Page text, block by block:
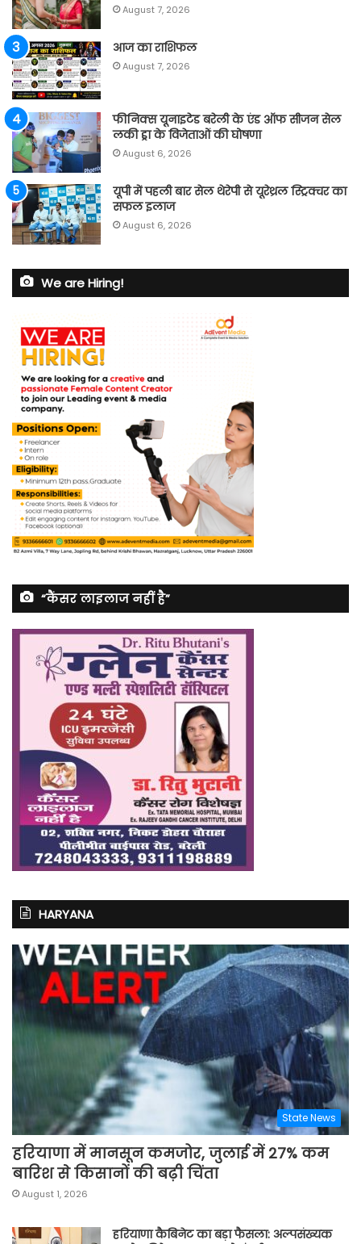
August 7, 2026
आज का राशिफल
August 7, 2026
फीनिक्स यूनाइटेड बरेली के एंड ऑफ सीजन सेल
लकी ड्रा के विजेताओं की घोषणा
August 6, 2026
यूपी में पहली बार सेल थेरेपी से यूरेथ्रल स्ट्रिक्चर का
सफल इलाज
August 6, 2026
We are Hiring!
“कैंसर लाइलाज नहीं है”
HARYANA
State News
हरियाणा में मानसून कमजोर, जुलाई में 27% कम
बारिश से किसानों की बढ़ी चिंता
August 1, 2026
हरियाणा कैबिनेट का बड़ा फैसला: अल्पसंख्यक